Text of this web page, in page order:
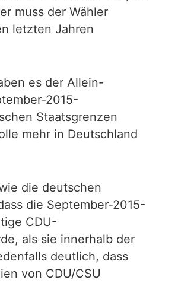
muss der Wähler
letzten Jahren
es der Allein-
2015-
Staatsgrenzen
mehr in Deutschland
die deutschen
die September-2015-
CDU-
als sie innerhalb der
deutlich, dass
von CDU/CSU